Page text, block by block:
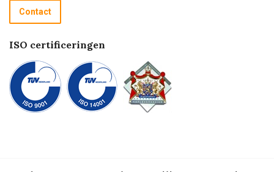
Recycle programma
Betalen
Contact
ISO certificeringen